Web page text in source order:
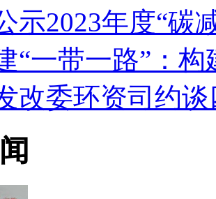
示2023年度“碳
“一带一路”：
改委环资司约